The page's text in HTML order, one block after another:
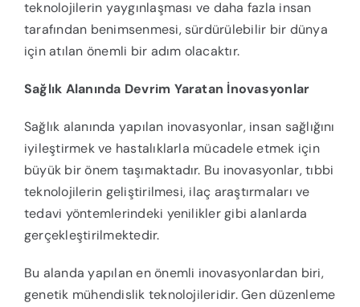
teknolojilerin yaygınlaşması ve daha fazla insan
tarafından benimsenmesi, sürdürülebilir bir dünya
için atılan önemli bir adım olacaktır.
Sağlık Alanında Devrim Yaratan İnovasyonlar
Sağlık alanında yapılan inovasyonlar, insan sağlığını
iyileştirmek ve hastalıklarla mücadele etmek için
büyük bir önem taşımaktadır. Bu inovasyonlar, tıbbi
teknolojilerin geliştirilmesi, ilaç araştırmaları ve
tedavi yöntemlerindeki yenilikler gibi alanlarda
gerçekleştirilmektedir.
Bu alanda yapılan en önemli inovasyonlardan biri,
genetik mühendislik teknolojileridir. Gen düzenleme